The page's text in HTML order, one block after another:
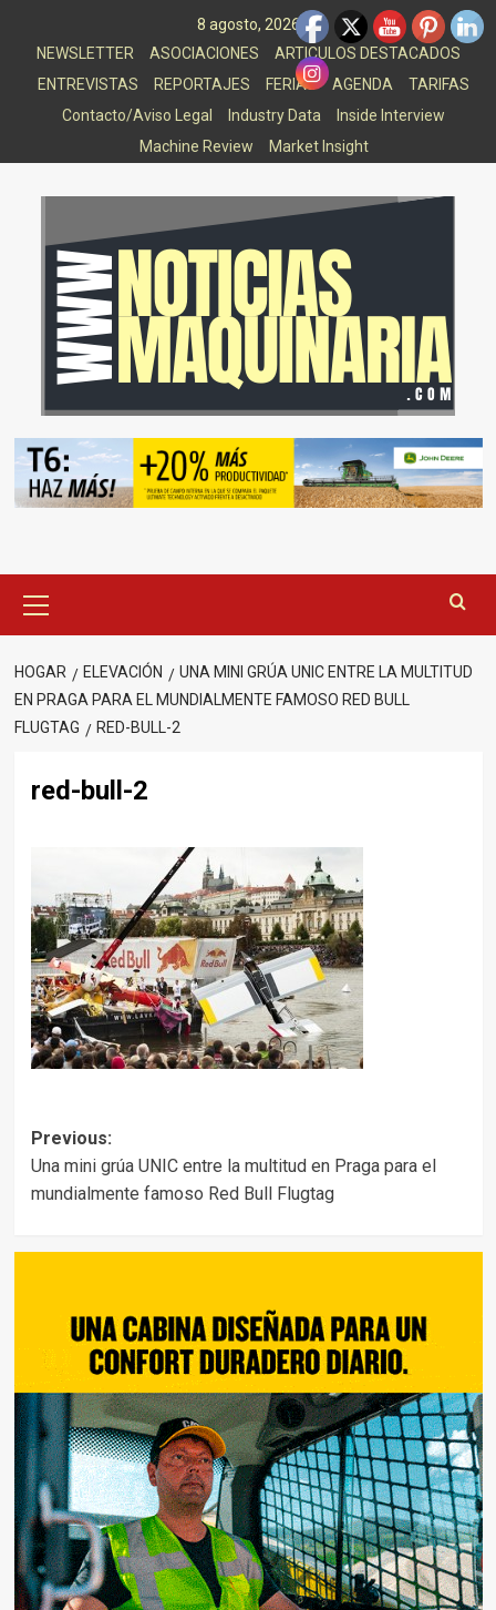
8 agosto, 2026
NEWSLETTER
ASOCIACIONES
ARTICULOS DESTACADOS
ENTREVISTAS
REPORTAJES FERIAS AGENDA
TARIFAS
Contacto/Aviso Legal
Industry Data
Inside Interview
Machine Review
Market Insight
principal
HOGAR ELEVACIÓN
UNA MINI GRÚA UNIC ENTRE LA MULTITUD
EN PRAGA PARA EL MUNDIALMENTE FAMOSO RED BULL
FLUGTAG
RED-BULL-2
red-bull-2
Post
navigation
Previous:
Una mini grúa UNIC entre la multitud en Praga para el
mundialmente famoso Red Bull Flugtag